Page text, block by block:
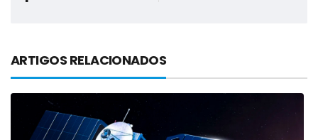
ARTIGOS RELACIONADOS